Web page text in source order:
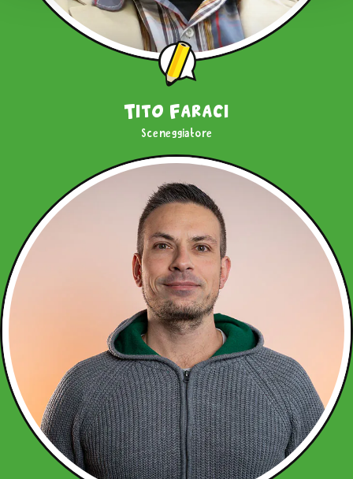
"Usa solo i Cookie tecnici"o sullaXdi chiusura di
questo banner in alto a destra nessun’altra tipologia di
cookie verrà settata. Infine, se vuoi avere maggiori
informazioni, leggi la nostraCookie Policy
Tito Faraci
Sceneggiatore